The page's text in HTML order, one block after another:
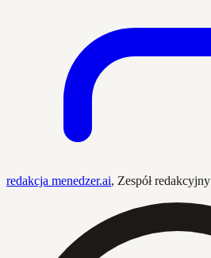
redakcja menedzer.ai, Zespół redakcyjny